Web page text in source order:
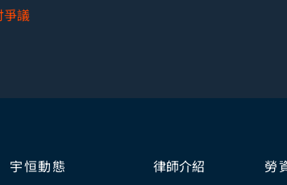
爭議
宇恒動態 律師介紹 勞